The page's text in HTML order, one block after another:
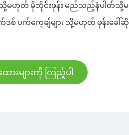
သို့မဟုတ် မိုဘိုင်းဖုန်း မည်သည့်နံပါတ်သို့မ
စ် ပက်ကေ့ချ်များ သို့မဟုတ် ဖုန်းခ
များကို ကြည့်ပါ